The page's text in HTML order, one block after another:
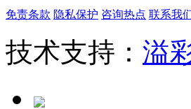
免责条款 隐私保护 咨询热点 联系我
技术支持： 溢